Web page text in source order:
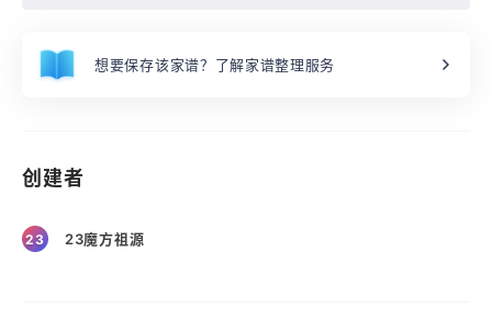
想要保存该家谱？了解家谱整理服务
创建者
23 23魔方祖源